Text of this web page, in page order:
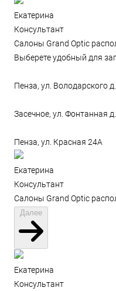
Екатерина
Консультант
Салоны Grand Optic
Выберете удобный для
Пенза, ул. Володарского
Засечное, ул. Фонтанная
Пенза, ул. Красная 24А
Екатерина
Консультант
Салоны Grand Optic
Далее
Екатерина
Консультант